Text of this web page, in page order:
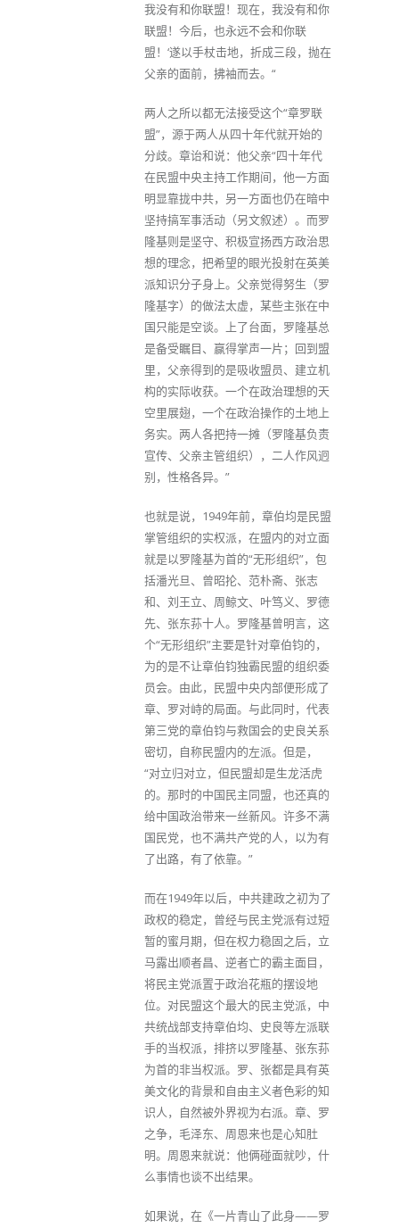
我没有和你联盟！现在，我没有和你
联盟！今后，也永远不会和你联
盟！‘遂以手杖击地，折成三段，抛在
父亲的面前，拂袖而去。“
两人之所以都无法接受这个“章罗联
盟”，源于两人从四十年代就开始的
分歧。章诒和说：他父亲“四十年代
在民盟中央主持工作期间，他一方面
明显靠拢中共，另一方面也仍在暗中
坚持搞军事活动（另文叙述）。而罗
隆基则是坚守、积极宣扬西方政治思
想的理念，把希望的眼光投射在英美
派知识分子身上。父亲觉得努生（罗
隆基字）的做法太虚，某些主张在中
国只能是空谈。上了台面，罗隆基总
是备受瞩目、赢得掌声一片；回到盟
里，父亲得到的是吸收盟员、建立机
构的实际收获。一个在政治理想的天
空里展翅，一个在政治操作的土地上
务实。两人各把持一摊（罗隆基负责
宣传、父亲主管组织），二人作风迥
别，性格各异。”
也就是说，1949年前，章伯均是民盟
掌管组织的实权派，在盟内的对立面
就是以罗隆基为首的“无形组织”，包
括潘光旦、曾昭抡、范朴斋、张志
和、刘王立、周鲸文、叶笃义、罗德
先、张东荪十人。罗隆基曾明言，这
个“无形组织”主要是针对章伯钧的，
为的是不让章伯钧独霸民盟的组织委
员会。由此，民盟中央内部便形成了
章、罗对峙的局面。与此同时，代表
第三党的章伯钧与救国会的史良关系
密切，自称民盟内的左派。但是，
“对立归对立，但民盟却是生龙活虎
的。那时的中国民主同盟，也还真的
给中国政治带来一丝新风。许多不满
国民党，也不满共产党的人，以为有
了出路，有了依靠。”
而在1949年以后，中共建政之初为了
政权的稳定，曾经与民主党派有过短
暂的蜜月期，但在权力稳固之后，立
马露出顺者昌、逆者亡的霸主面目，
将民主党派置于政治花瓶的摆设地
位。对民盟这个最大的民主党派，中
共统战部支持章伯均、史良等左派联
手的当权派，排挤以罗隆基、张东荪
为首的非当权派。罗、张都是具有英
美文化的背景和自由主义者色彩的知
识人，自然被外界视为右派。章、罗
之争，毛泽东、周恩来也是心知肚
明。周恩来就说：他俩碰面就吵，什
么事情也谈不出结果。
如果说，在《一片青山了此身——罗